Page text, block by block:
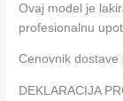
Ovaj model je
profesionalnu
Cenovnik
DEKLARACIJA